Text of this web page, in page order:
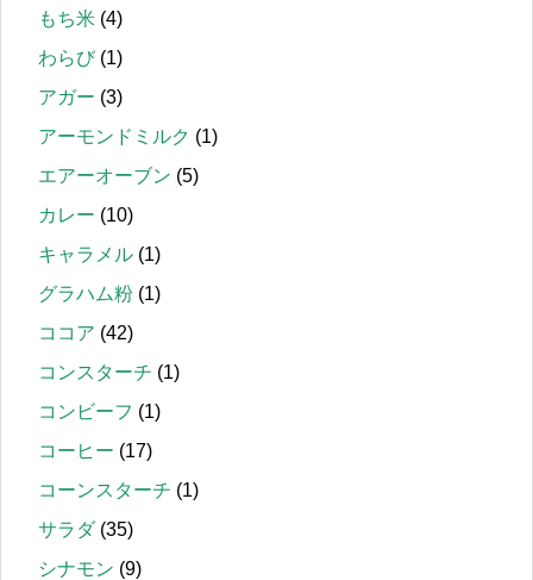
もち米 (4)
わらび(1)
アガー (3)
アーモンドミルク (1)
エアーオーブン (5)
カレー (10)
キャラメル (1)
グラハム粉 (1)
ココア (42)
コンスターチ (1)
コンビーフ (1)
コーヒー (17)
コーンスターチ (1)
サラダ(35)
シナモン (9)